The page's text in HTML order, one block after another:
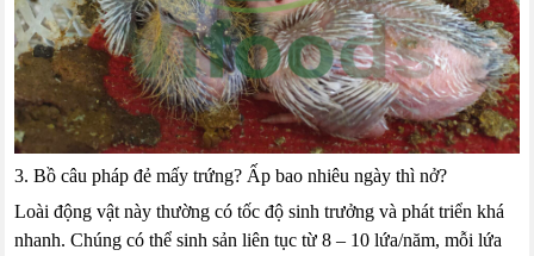
3. Bồ câu pháp đẻ mấy trứng? Ấp bao nhiêu ngày thì nở?
Loài động vật này thường có tốc độ sinh trưởng và phát triển khá
nhanh. Chúng có thể sinh sản liên tục từ 8 – 10 lứa/năm, mỗi lứa